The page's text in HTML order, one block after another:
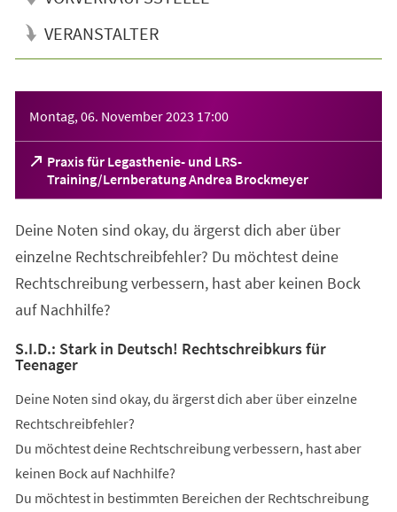
VERANSTALTER
Montag, 06. November 2023 17:00
Praxis für Legasthenie- und LRS-
Training/Lernberatung Andrea Brockmeyer
(Öffnet
in
neuen
Tab)
Deine Noten sind okay, du ärgerst dich aber über
einzelne Rechtschreibfehler? Du möchtest deine
Rechtschreibung verbessern, hast aber keinen Bock
auf Nachhilfe?
S.I.D.: Stark in Deutsch! Rechtschreibkurs für
Teenager
Deine Noten sind okay, du ärgerst dich aber über einzelne
Rechtschreibfehler?
Du möchtest deine Rechtschreibung verbessern, hast aber
keinen Bock auf Nachhilfe?
Du möchtest in bestimmten Bereichen der Rechtschreibung